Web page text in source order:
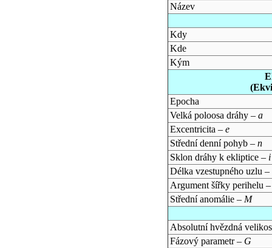
Název
Kdy
Kde
Kým
Epocha
Velká poloosa dráhy – a
Excentricita – e
Střední denní pohyb – n
Sklon dráhy k ekliptice – i
Délka vzestupného uzlu –
Argument šířky perihelu
Střední anomálie – M
Absolutní hvězdná
Fázový parametr – G